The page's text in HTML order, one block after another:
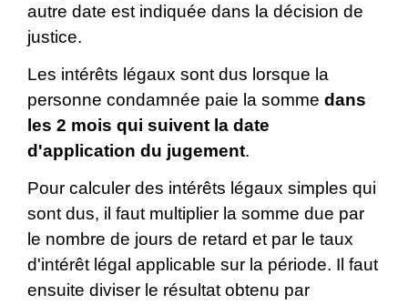
autre date est indiquée dans la décision de
justice.
Les intérêts légaux sont dus lorsque la
personne condamnée paie la somme dans
les 2 mois qui suivent la date
d'application du jugement.
Pour calculer des intérêts légaux simples qui
sont dus, il faut multiplier la somme due par
le nombre de jours de retard et par le taux
d'intérêt légal applicable sur la période. Il faut
ensuite diviser le résultat obtenu par